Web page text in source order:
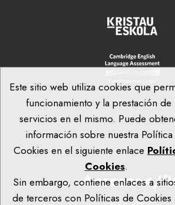
Accesos</
Este sitio web utiliza cookies que
funcionamiento y la prestación de
servicios en el mismo. Puede
información sobre nuestra
Cookies en el siguiente enlace
Cookies.
Sin embargo, contiene enlaces a
de terceros con Políticas de Cookies